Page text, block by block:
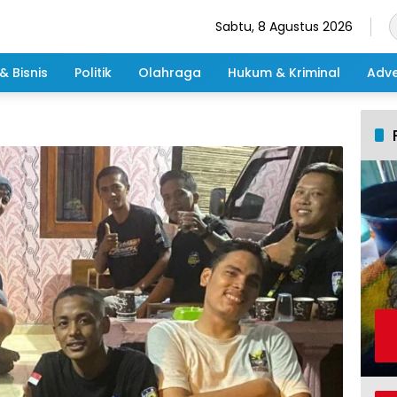
Sabtu, 8 Agustus 2026
Bisnis Politik Olahraga Hukum & Kriminal